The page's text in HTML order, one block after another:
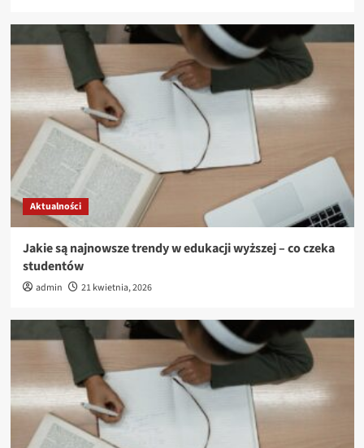
Aktualności
Jakie są najnowsze trendy w edukacji wyższej – co czeka
studentów
admin 21 kwietnia, 2026